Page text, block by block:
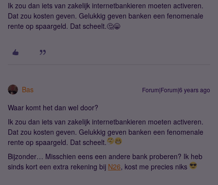
Ik zou dan iets van zakelijk internetbankieren moeten activeren.
Dat zou kosten geven. Gelukkig geven banken een fenomenale
rente op spaargeld. Dat scheelt.🤔😁
Bas Forum|Forum|6 years ago
Waar komt het dan wel door?
Ik zou dan iets van zakelijk internetbankieren moeten activeren.
Dat zou kosten geven. Gelukkig geven banken een fenomenale
rente op spaargeld. Dat scheelt.
Bijzonder… Misschien eens een andere bank proberen? Ik heb
sinds kort een extra rekening bij N26, kost me precies niks